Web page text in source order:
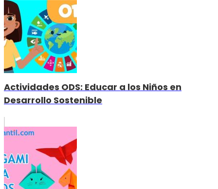
Actividades ODS: Educar a los Niños en
Desarrollo Sostenible